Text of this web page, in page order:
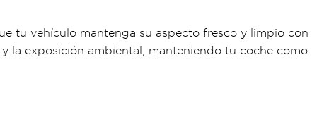
tu vehículo mantenga su aspecto fresco y limpio con
la exposición ambiental, manteniendo tu coche como